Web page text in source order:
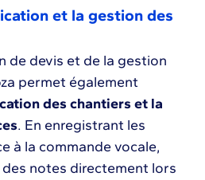
et la gestion des
de devis et de la gestion
permet également
des chantiers et la
. En enregistrant les
à la commande vocale,
notes directement lors